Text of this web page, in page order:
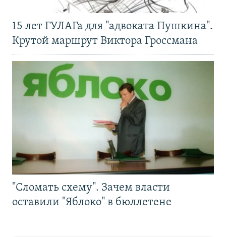
15 лет ГУЛАГа для "адвоката Пушкина".
Крутой маршрут Виктора Гроссмана
"Сломать схему". Зачем власти
оставили "Яблоко" в бюллетене